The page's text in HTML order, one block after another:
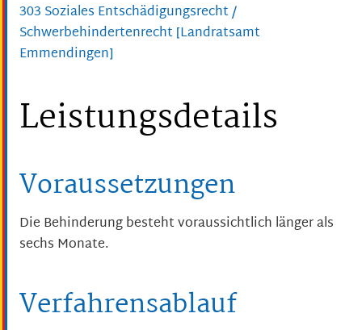
303 Soziales Entschädigungsrecht /
Schwerbehindertenrecht [Landratsamt
Emmendingen]
Leistungsdetails
Voraussetzungen
Die Behinderung besteht voraussichtlich länger als
sechs Monate.
Verfahrensablauf